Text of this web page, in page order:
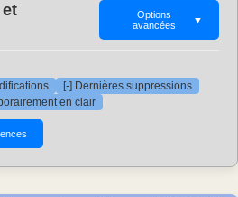
Options
avancées
▼
[-] Dernières suppressions
en clair